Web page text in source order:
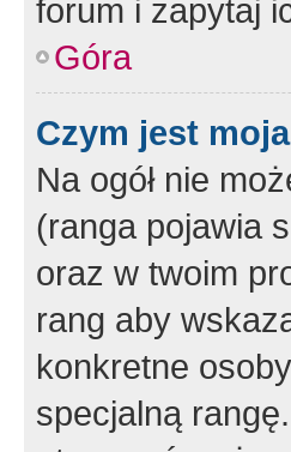
forum i zapytaj
Góra
Czym jest
Na ogół nie
(ranga pojawia
oraz w twoim
rang aby
konkretne
specjalną